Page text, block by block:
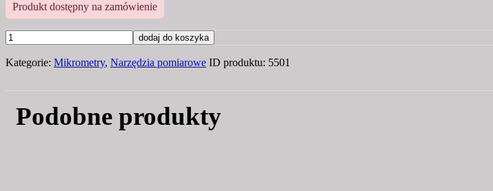
Produkt dostępny na zamówienie
ilość
MIKROMETRU
dodaj do koszyka
Kategorie: Mikrometry, Narzędzia pomiarowe ID produktu: 5501
Podobne produkty